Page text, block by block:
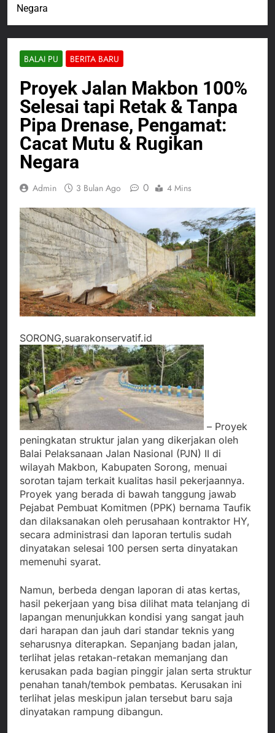
Negara
BALAI PU BERITA BARU
Proyek Jalan Makbon 100%
Selesai tapi Retak & Tanpa
Pipa Drenase, Pengamat:
Cacat Mutu & Rugikan
Negara
Admin 3 Bulan Ago 0 4 Mins
SORONG,suarakonservatif.id
– Proyek
peningkatan struktur jalan yang dikerjakan oleh
Balai Pelaksanaan Jalan Nasional (PJN) II di
wilayah Makbon, Kabupaten Sorong, menuai
sorotan tajam terkait kualitas hasil pekerjaannya.
Proyek yang berada di bawah tanggung jawab
Pejabat Pembuat Komitmen (PPK) bernama Taufik
dan dilaksanakan oleh perusahaan kontraktor HY,
secara administrasi dan laporan tertulis sudah
dinyatakan selesai 100 persen serta dinyatakan
memenuhi syarat.
Namun, berbeda dengan laporan di atas kertas,
hasil pekerjaan yang bisa dilihat mata telanjang di
lapangan menunjukkan kondisi yang sangat jauh
dari harapan dan jauh dari standar teknis yang
seharusnya diterapkan. Sepanjang badan jalan,
terlihat jelas retakan-retakan memanjang dan
kerusakan pada bagian pinggir jalan serta struktur
penahan tanah/tembok pembatas. Kerusakan ini
terlihat jelas meskipun jalan tersebut baru saja
dinyatakan rampung dibangun.